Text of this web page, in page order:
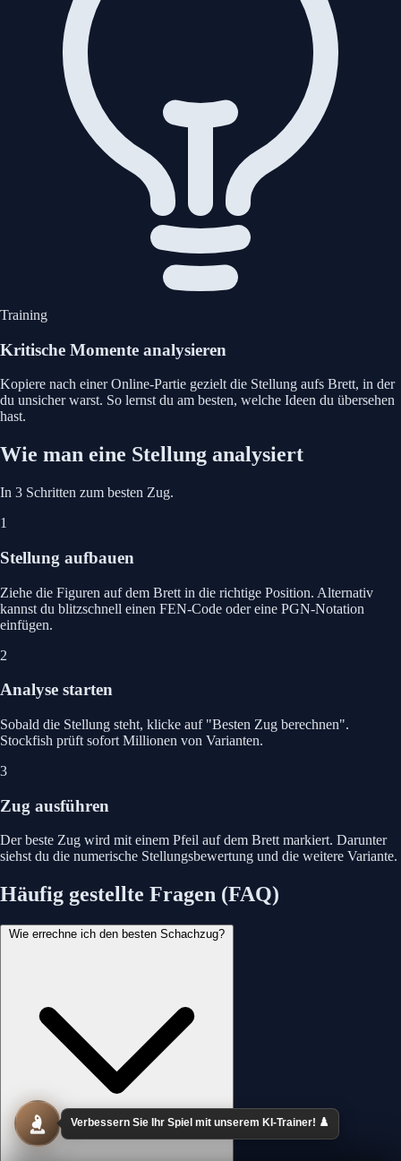
Training
Kritische Momente analysieren
Kopiere nach einer Online-Partie gezielt die Stellung aufs Brett, in der
du unsicher warst. So lernst du am besten, welche Ideen du übersehen
hast.
Wie man eine Stellung analysiert
In 3 Schritten zum besten Zug.
1
Stellung aufbauen
Ziehe die Figuren auf dem Brett in die richtige Position. Alternativ
kannst du blitzschnell einen FEN-Code oder eine PGN-Notation
einfügen.
2
Analyse starten
Sobald die Stellung steht, klicke auf "Besten Zug berechnen".
Stockfish prüft sofort Millionen von Varianten.
3
Zug ausführen
Der beste Zug wird mit einem Pfeil auf dem Brett markiert. Darunter
siehst du die numerische Stellungsbewertung und die weitere Variante.
Häufig gestellte Fragen (FAQ)
Wie errechne ich den besten Schachzug?
Verbessern Sie Ihr Spiel mit unserem KI-Trainer! ♟️